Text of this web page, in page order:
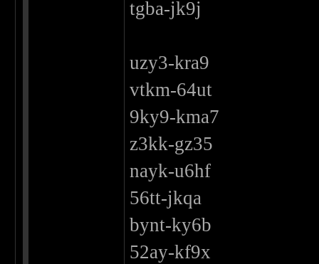
tgba-jk9j
uzy3-kra9
vtkm-64ut
9ky9-kma7
z3kk-gz35
nayk-u6hf
56tt-jkqa
bynt-ky6b
52ay-kf9x